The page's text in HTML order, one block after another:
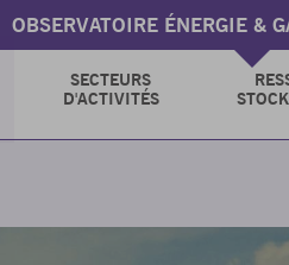
OBSERVATOIRE ÉNERGIE &
SECTEURS
D'ACTIVITÉS